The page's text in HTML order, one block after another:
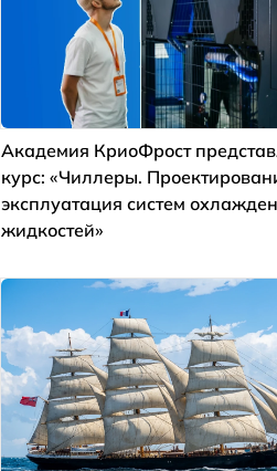
Академия КриоФрост
курс: «Чиллеры.
эксплуатация систем
жидкостей»